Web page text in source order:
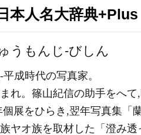
本人名大辞典+Plus
うもんじ-びしん
成時代の写真家。
れ。篠山紀信の助手をへ
展をひらき,翌年写真集「
ヤオ族を取材した「澄み